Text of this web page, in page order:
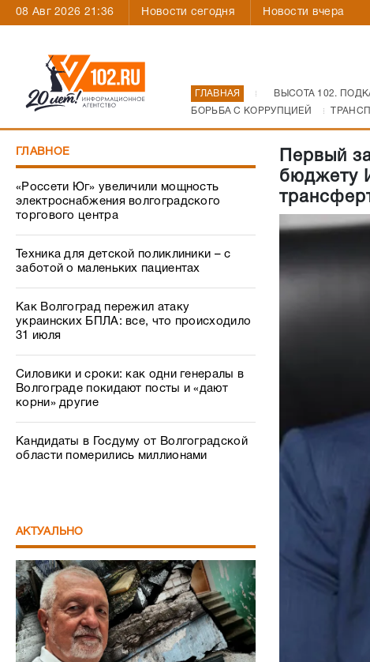
08 Авг 2026 21:36 Новости сегодня Новости вчера
ГЛАВНАЯ ВЫСОТА 102.
БОРЬБА С КОРРУПЦИЕЙ
ГЛАВНОЕ
«Россети Юг» увеличили мощность
электроснабжения волгоградского
торгового центра
Техника для детской поликлиники – с
заботой о маленьких пациентах
Как Волгоград пережил атаку
украинских БПЛА: все, что происходило
31 июля
Силовики и сроки: как одни генералы в
Волгограде покидают посты и «дают
корни» другие
Кандидаты в Госдуму от Волгоградской
области померились миллионами
АКТУАЛЬНО
Первый
бюджету